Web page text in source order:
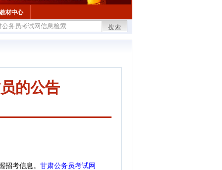
教材中心
搜索
的公告
招考信息。 甘肃公务员考试网